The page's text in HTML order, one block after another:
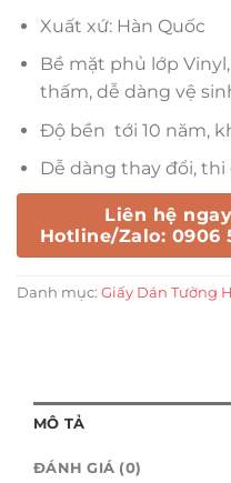
Xuất xứ: Hàn Quốc
Bề mặt phủ lớp
thấm, dễ dàng vệ
Độ bền tới 10 năm,
Dễ dàng thay đổi,
Liên hệ ngay
Hotline/Zalo: 0906
Danh mục: Giấy Dán Tường
MÔ TẢ
ĐÁNH GIÁ (0)